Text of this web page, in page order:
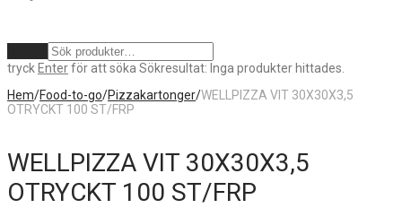
tryck Enterför att söka Sökresultat: Inga produkter hittades.
Hem/Food-to-go/Pizzakartonger/WELLPIZZA VIT 30X30X3,5
OTRYCKT 100 ST/FRP
WELLPIZZA VIT 30X30X3,5
OTRYCKT 100 ST/FRP